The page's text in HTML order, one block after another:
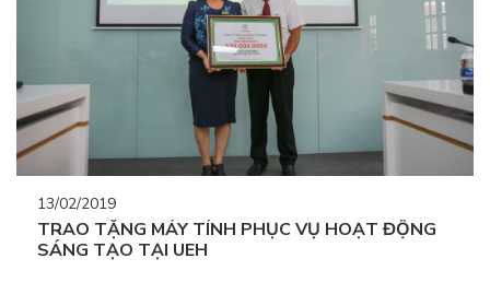
13/02/2019
TRAO TẶNG MÁY TÍNH PHỤC VỤ HOẠT ĐỘNG
SÁNG TẠO TẠI UEH